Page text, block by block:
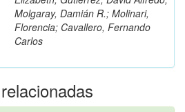
Molgaray, Damián R.; Molinari,
Florencia; Cavallero, Fernando
Carlos